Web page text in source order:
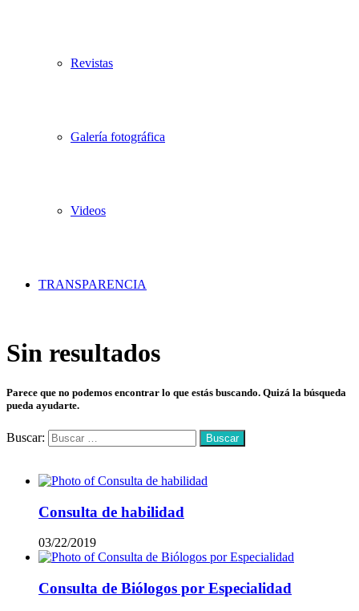
Revistas
Galería fotográfica
Videos
TRANSPARENCIA
Sin resultados
Parece que no podemos encontrar lo que estás buscando. Quizá la búsqueda
pueda ayudarte.
Buscar:
Consulta de habilidad
03/22/2019
Consulta de Biólogos por Especialidad